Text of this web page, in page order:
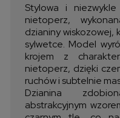
Stylowa i
nietoperz,
dzianiny wiskozowej,
sylwetce. Model
krojem z
nietoperz, dzięki
ruchów i subtelnie
Dzianina
abstrakcyjnym